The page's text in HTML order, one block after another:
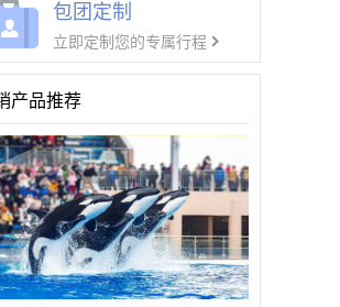
包团定制
立即定制您的专属行程
产品推荐